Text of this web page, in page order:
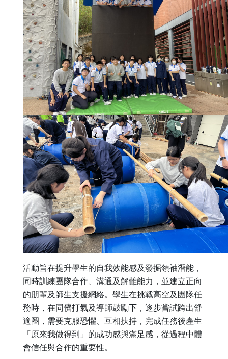
活動旨在提升學生的自我效能感及發掘領袖潛能，
同時訓練團隊合作、溝通及解難能力，並建立正向
的朋輩及師生支援網絡。學生在挑戰高空及團隊任
務時，在同儕打氣及導師鼓勵下，逐步嘗試跨出舒
適圈，需要克服恐懼、互相扶持，完成任務後產生
「原來我做得到」的成功感與滿足感，從過程中體
會信任與合作的重要性。